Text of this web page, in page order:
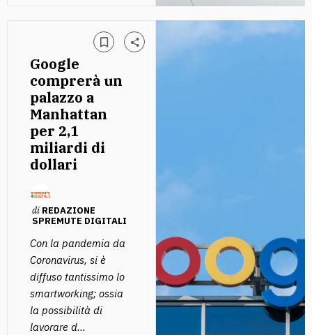
Google
comprerà un
palazzo a
Manhattan
per 2,1
miliardi di
dollari
di REDAZIONE
SPREMUTE DIGITALI
Con la pandemia da
Coronavirus, si è
diffuso tantissimo lo
smartworking; ossia
la possibilità di
lavorare d...